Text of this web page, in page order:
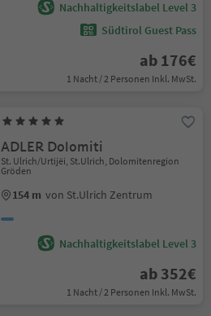
Nachhaltigkeitslabel Level 3
Südtirol Guest Pass
ab 176€
1 Nacht / 2 Personen Inkl. MwSt.
ADLER Dolomiti
St. Ulrich/Urtijëi, St.Ulrich, Dolomitenregion
Gröden
154 m von St.Ulrich Zentrum
Nachhaltigkeitslabel Level 3
ab 352€
1 Nacht / 2 Personen Inkl. MwSt.